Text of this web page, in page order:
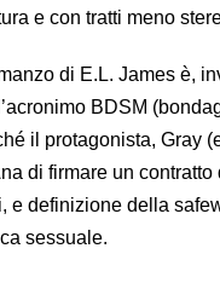
e con tratti meno
di E.L. James è,
BDSM
il protagonista, Gray
di firmare un
e definizione della
sessuale.